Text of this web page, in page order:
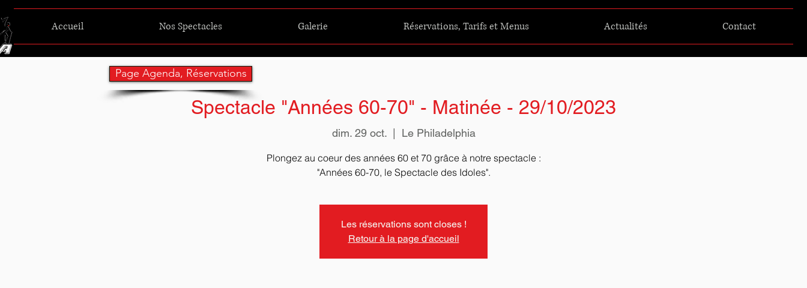
Accueil Nos Spectacles Galerie Réservations, Tarifs et Menus Actualités Contact
Spectacle "Années 60-70" - Matinée - 29/10/2023
dim. 29 oct.
  |
Le Philadelphia
Plongez au coeur des années 60 et 70 grâce à notre spectacle :
"Années 60-70, le Spectacle des Idoles".
Les réservations sont closes !
Retour à la page d'accueil
Page Agenda, Réservations